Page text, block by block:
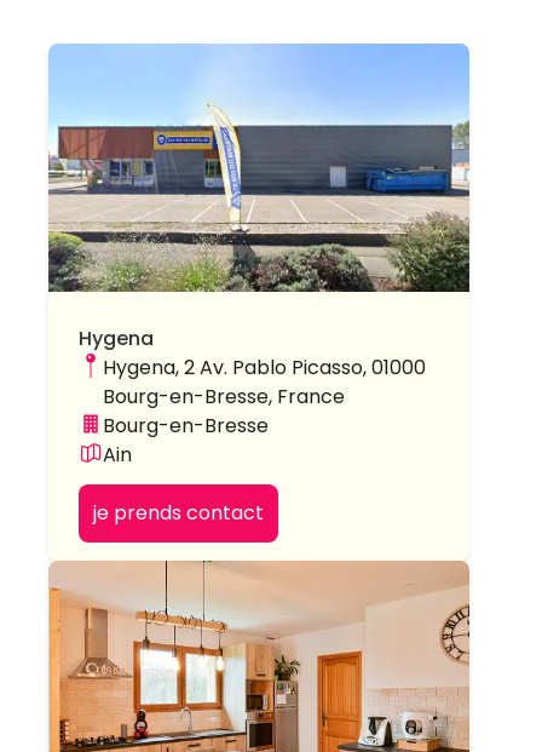
Hygena
Hygena, 2 Av. Pablo Picasso, 01000
Bourg-en-Bresse, France
Bourg-en-Bresse
Ain
je prends contact